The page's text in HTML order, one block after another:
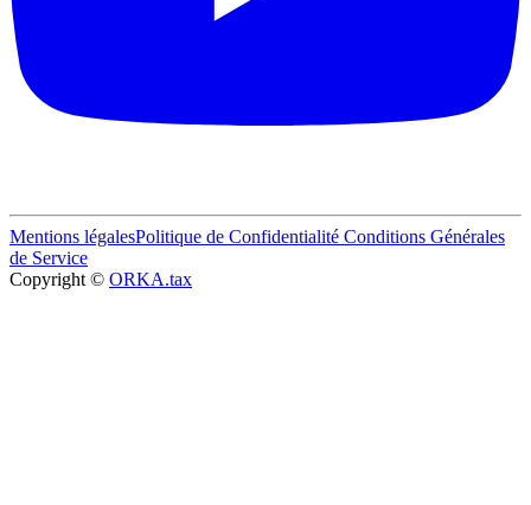
Mentions légalesPolitique de Confidentialité Conditions Générales
de Service
Copyright © ORKA.tax